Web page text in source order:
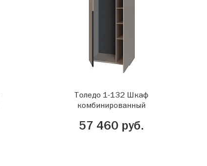
Толедо 1-132 Шкаф
комбинированный
57 460 руб.